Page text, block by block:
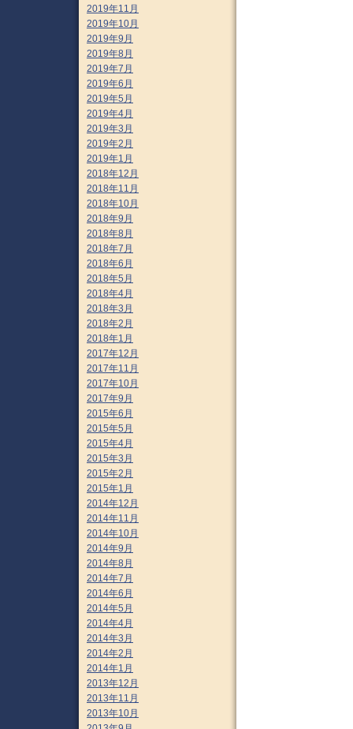
2019年11月
2019年10月
2019年9月
2019年8月
2019年7月
2019年6月
2019年5月
2019年4月
2019年3月
2019年2月
2019年1月
2018年12月
2018年11月
2018年10月
2018年9月
2018年8月
2018年7月
2018年6月
2018年5月
2018年4月
2018年3月
2018年2月
2018年1月
2017年12月
2017年11月
2017年10月
2017年9月
2015年6月
2015年5月
2015年4月
2015年3月
2015年2月
2015年1月
2014年12月
2014年11月
2014年10月
2014年9月
2014年8月
2014年7月
2014年6月
2014年5月
2014年4月
2014年3月
2014年2月
2014年1月
2013年12月
2013年11月
2013年10月